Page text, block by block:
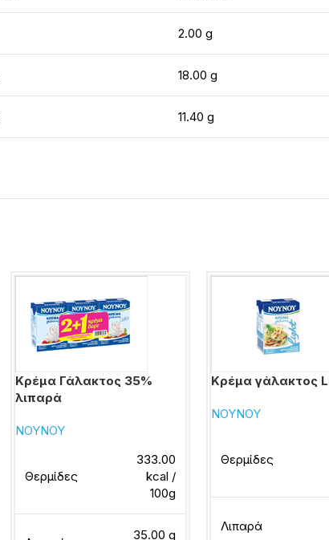
2.00 g
18.00 g
11.40 g
Κρέμα Γάλακτος 35%
λιπαρά
ΝΟΥΝΟΥ
Θερμίδες
333.00
kcal /
100g
35.00 g
Κρέμα γάλακτος
ΝΟΥΝΟΥ
Θερμίδες
Λιπαρά